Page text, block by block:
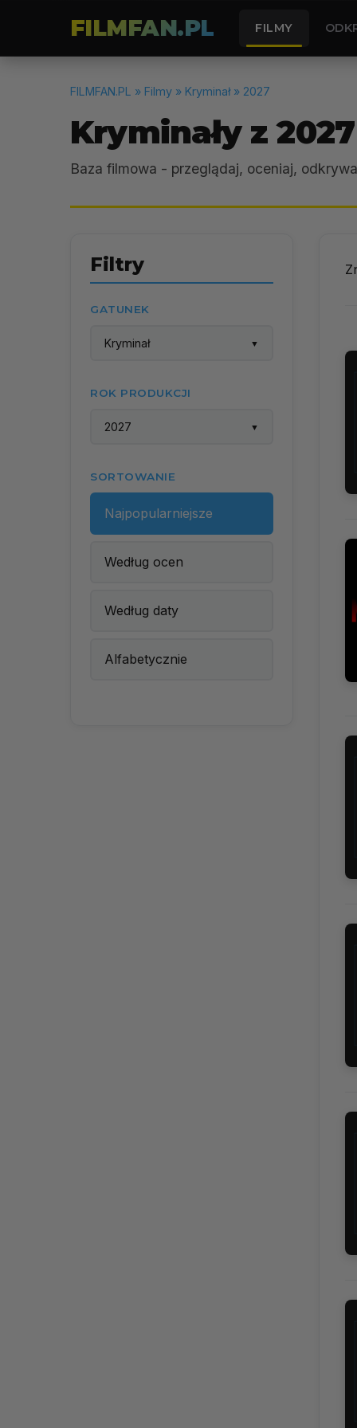
FILMFAN.PL FILMY
FILMFAN.PL » Filmy » Kryminał » 2027
Kryminały z
Baza filmowa - przeglądaj, oceniaj,
Filtry
GATUNEK
Kryminał ▼
ROK PRODUKCJI
2027 ▼
SORTOWANIE
Najpopularniejsze
Według ocen
Według daty
Alfabetycznie